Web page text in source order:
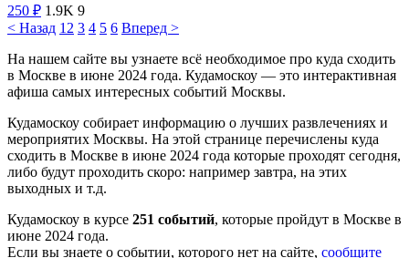
250 ₽ 1.9K 9
< Назад 1 2 3 4 5 6 Вперед >
На нашем сайте вы узнаете всё необходимое про куда сходить
в Москве в июне 2024 года. Кудамоскоу — это интерактивная
афиша самых интересных событий Москвы.
Кудамоскоу собирает информацию о лучших развлечениях и
мероприятих Москвы. На этой странице перечислены куда
сходить в Москве в июне 2024 года которые проходят сегодня,
либо будут проходить скоро: например завтра, на этих
выходных и т.д.
Кудамоскоу в курсе 251 событий, которые пройдут в Москве в
июне 2024 года.
Если вы знаете о событии, которого нет на сайте, сообщите